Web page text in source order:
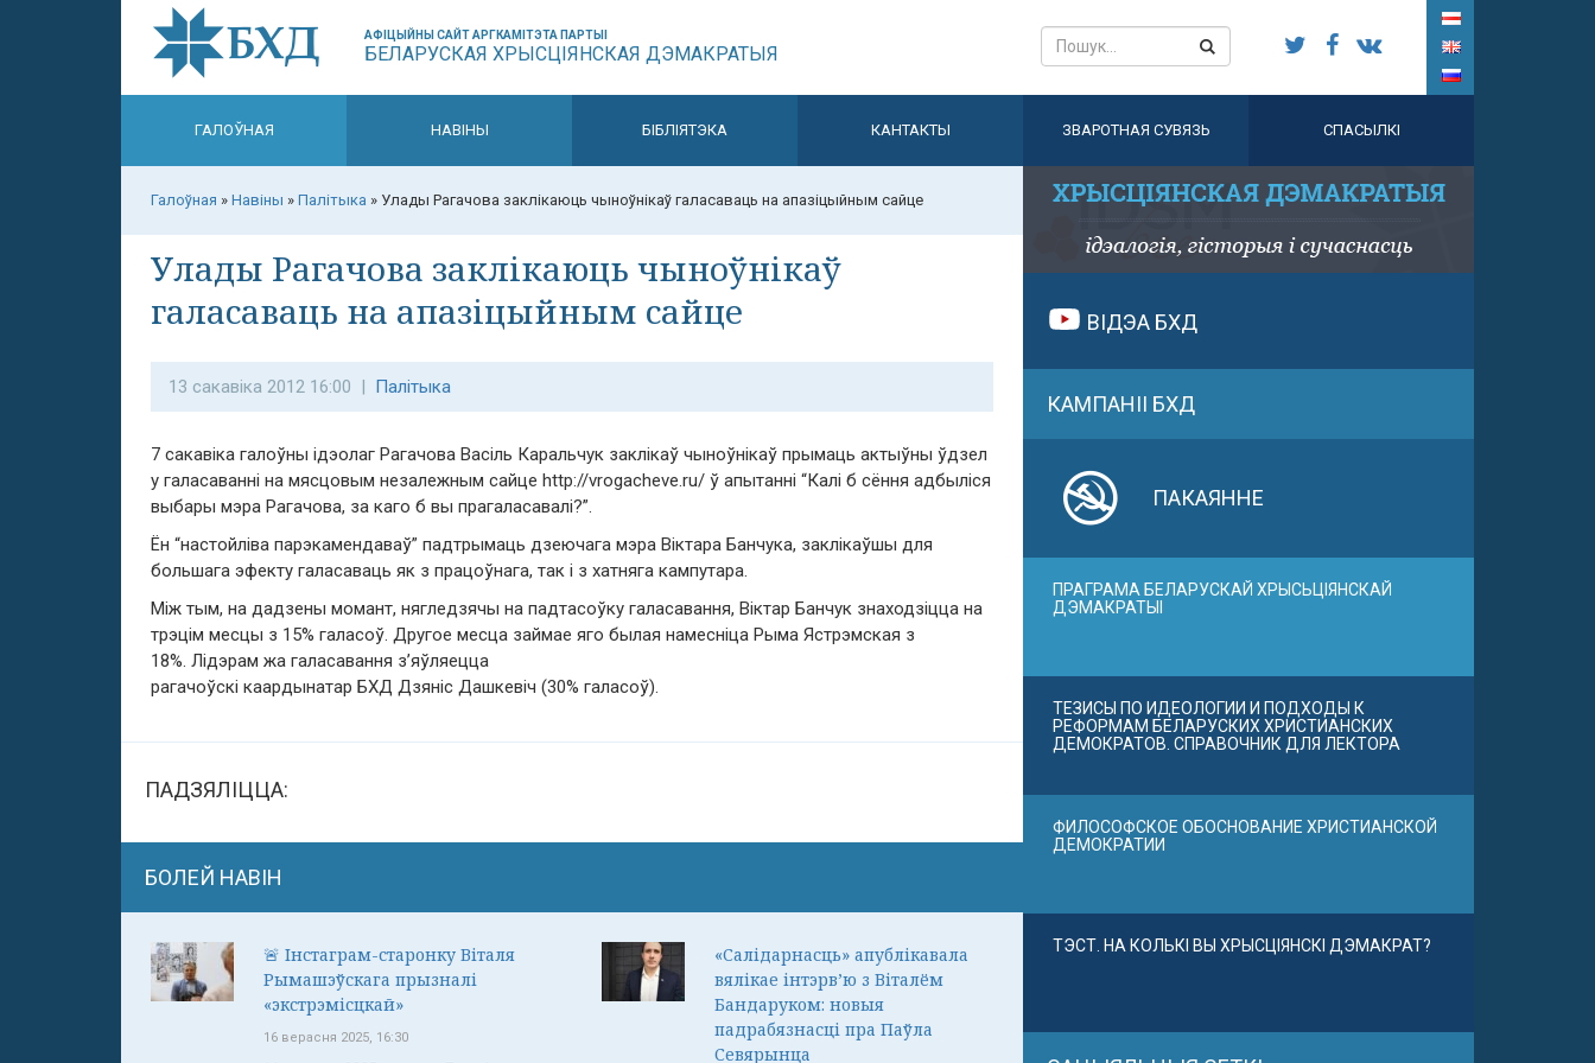
АФІЦЫЙНЫ САЙТ АРГКАМІТЭТА ПАРТЫІ
БЕЛАРУСКАЯ ХРЫСЦІЯНСКАЯ ДЭМАКРАТЫЯ
ГАЛОЎНАЯ НАВІНЫ БІБЛІЯТЭКА КАНТАКТЫ ЗВАРОТНАЯ СУВЯЗЬ СПАСЫЛКІ
Галоўная » Навіны » Палітыка » Улады Рагачова заклікаюць чыноўнікаў галасаваць на апазіцыйным сайце
Улады Рагачова заклікаюць чыноўнікаў
галасаваць на апазіцыйным сайце
13 сакавіка 2012 16:00 | Палітыка
7 сакавіка галоўны ідэолаг Рагачова Васіль Каральчук заклікаў чыноўнікаў прымаць актыўны ўдзел
у галасаванні на мясцовым незалежным сайце http://vrogacheve.ru/ ў апытанні “Калі б сёння адбыліся
выбары мэра Рагачова, за каго б вы прагаласавалі?”.
Ён “настойліва парэкамендаваў” падтрымаць дзеючага мэра Віктара Банчука, заклікаўшы для
большага эфекту галасаваць як з працоўнага, так і з хатняга кампутара.
Між тым, на дадзены момант, нягледзячы на ​​падтасоўку галасавання, Віктар Банчук знаходзіцца на
трэцім месцы з 15% галасоў. Другое месца займае яго былая намесніца Рыма Ястрэмская з
18%. Лідэрам жа галасавання з’яўляецца
рагачоўскі каардынатар БХД Дзяніс Дашкевіч (30% галасоў).
ПАДЗЯЛІЦЦА:
БОЛЕЙ НАВІН
🚨 Інстаграм-старонку Віталя
Рымашэўскага прызналі
«экстрэмісцкай»
16 верасня 2025, 16:30
«Салідарнасць» апублікавала
вялікае інтэрв’ю з Віталём
Бандаруком: новыя
падрабязнасці пра Паўла
Севярынца
ВІДЭА БХД
КАМПАНІІ БХД
ПАКАЯННЕ
ПРАГРАМА БЕЛАРУСКАЙ ХРЫСЬЦІЯНСКАЙ
ДЭМАКРАТЫІ
ТЕЗИСЫ ПО ИДЕОЛОГИИ И ПОДХОДЫ К
РЕФОРМАМ БЕЛАРУСКИХ ХРИСТИАНСКИХ
ДЕМОКРАТОВ. СПРАВОЧНИК ДЛЯ ЛЕКТОРА
ФИЛОСОФСКОЕ ОБОСНОВАНИЕ ХРИСТИАНСКОЙ
ДЕМОКРАТИИ
ТЭСТ. НА КОЛЬКІ ВЫ ХРЫСЦІЯНСКІ ДЭМАКРАТ?